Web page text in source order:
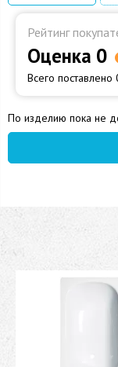
Рейтинг
Оценка 0
Всего
По изделию пока не